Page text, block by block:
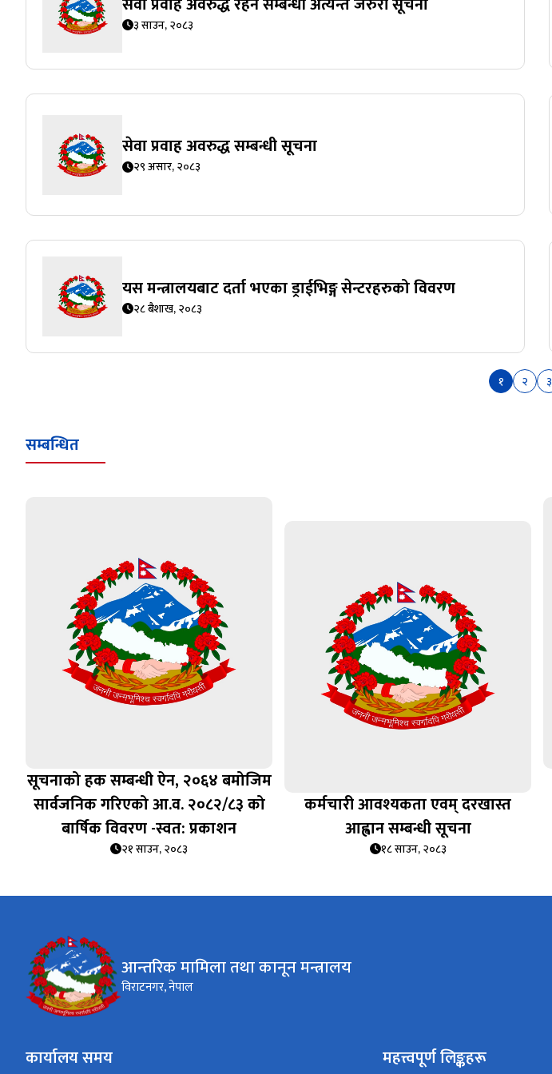
३ साउन, २०८३
सेवा प्रवाह अवरुद्ध सम्बन्धी सूचना
२९ असार, २०८३
यस मन्त्रालयबाट दर्ता भएका ड्राईभिङ्ग सेन्टरहरुको विवरण
२८ बैशाख, २०८३
१ २ ३
सम्बन्धित
सूचनाको हक सम्बन्धी ऐन, २०६४ बमोजिम
सार्वजनिक गरिएको आ.व. २०८२/८३ को
बार्षिक विवरण -स्वत: प्रकाशन
२१ साउन, २०८३
कर्मचारी आवश्यकता एवम् दरखास्त
आह्वान सम्बन्धी सूचना
१८ साउन, २०८३
आन्तरिक मामिला तथा कानून मन्त्रालय
विराटनगर, नेपाल
कार्यालय समय महत्त्वपूर्ण लिङ्कहरू